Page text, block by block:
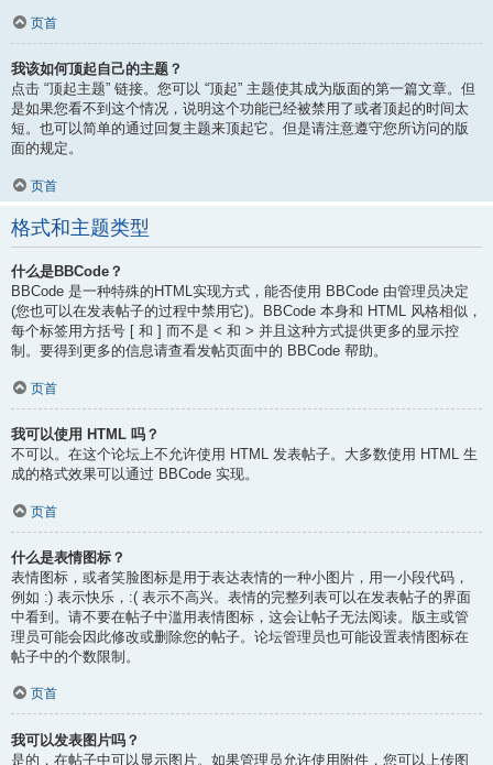
页首
我该如何顶起自己的主题？
点击 “顶起主题” 链接。您可以 “顶起” 主题使其成为版面的第一篇文章。但
是如果您看不到这个情况，说明这个功能已经被禁用了或者顶起的时间太
短。也可以简单的通过回复主题来顶起它。但是请注意遵守您所访问的版
面的规定。
页首
格式和主题类型
什么是BBCode？
BBCode 是一种特殊的HTML实现方式，能否使用 BBCode 由管理员决定
(您也可以在发表帖子的过程中禁用它)。BBCode 本身和 HTML 风格相似，
每个标签用方括号 [ 和 ] 而不是 < 和 > 并且这种方式提供更多的显示控
制。要得到更多的信息请查看发帖页面中的 BBCode 帮助。
页首
我可以使用 HTML 吗？
不可以。在这个论坛上不允许使用 HTML 发表帖子。大多数使用 HTML 生
成的格式效果可以通过 BBCode 实现。
页首
什么是表情图标？
表情图标，或者笑脸图标是用于表达表情的一种小图片，用一小段代码，
例如 :) 表示快乐，:( 表示不高兴。表情的完整列表可以在发表帖子的界面
中看到。请不要在帖子中滥用表情图标，这会让帖子无法阅读。版主或管
理员可能会因此修改或删除您的帖子。论坛管理员也可能设置表情图标在
帖子中的个数限制。
页首
我可以发表图片吗？
是的，在帖子中可以显示图片。如果管理员允许使用附件，您可以上传图